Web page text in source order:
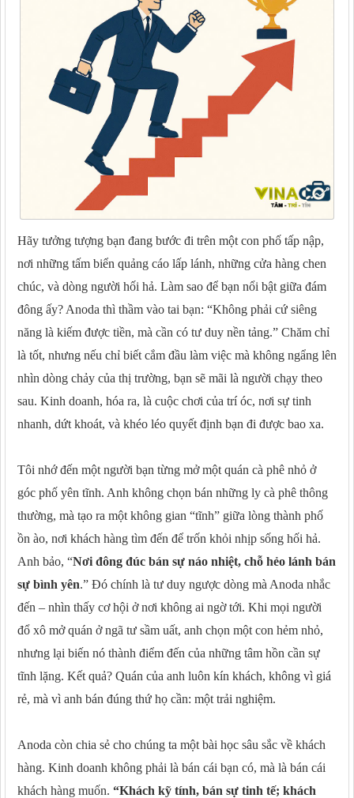
Hãy tưởng tượng bạn đang bước đi trên một con phố tấp nập,
nơi những tấm biển quảng cáo lấp lánh, những cửa hàng chen
chúc, và dòng người hối hả. Làm sao để bạn nổi bật giữa đám
đông ấy? Anoda thì thầm vào tai bạn: “Không phải cứ siêng
năng là kiếm được tiền, mà cần có tư duy nền tảng.” Chăm chỉ
là tốt, nhưng nếu chỉ biết cắm đầu làm việc mà không ngẩng lên
nhìn dòng chảy của thị trường, bạn sẽ mãi là người chạy theo
sau. Kinh doanh, hóa ra, là cuộc chơi của trí óc, nơi sự tinh
nhanh, dứt khoát, và khéo léo quyết định bạn đi được bao xa.
Tôi nhớ đến một người bạn từng mở một quán cà phê nhỏ ở
góc phố yên tĩnh. Anh không chọn bán những ly cà phê thông
thường, mà tạo ra một không gian “tĩnh” giữa lòng thành phố
ồn ào, nơi khách hàng tìm đến để trốn khỏi nhịp sống hối hả.
Anh bảo, “Nơi đông đúc bán sự náo nhiệt, chỗ hẻo lánh bán
sự bình yên.” Đó chính là tư duy ngược dòng mà Anoda nhắc
đến – nhìn thấy cơ hội ở nơi không ai ngờ tới. Khi mọi người
đổ xô mở quán ở ngã tư sầm uất, anh chọn một con hẻm nhỏ,
nhưng lại biến nó thành điểm đến của những tâm hồn cần sự
tĩnh lặng. Kết quả? Quán của anh luôn kín khách, không vì giá
rẻ, mà vì anh bán đúng thứ họ cần: một trải nghiệm.
Anoda còn chia sẻ cho chúng ta một bài học sâu sắc về khách
hàng. Kinh doanh không phải là bán cái bạn có, mà là bán cái
khách hàng muốn. “Khách kỹ tính, bán sự tinh tế; khách